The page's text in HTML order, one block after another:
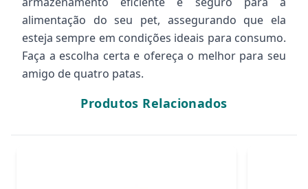
alimentação do seu pet, assegurando que ela
esteja sempre em condições ideais para consumo.
Faça a escolha certa e ofereça o melhor para seu
amigo de quatro patas.
Produtos Relacionados